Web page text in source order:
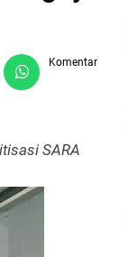
Komentar
SARA